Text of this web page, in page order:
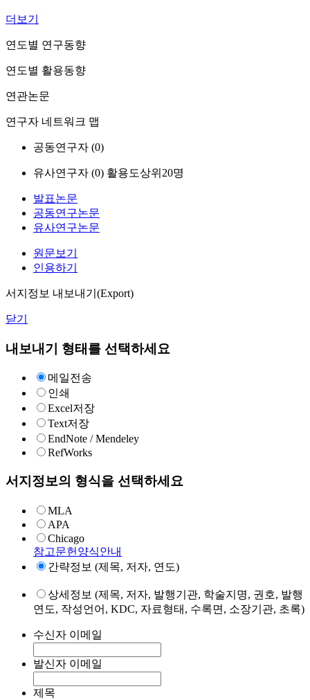
더보기
연도별 연구동향
연도별 활용동향
연관논문
연구자 네트워크 맵
공동연구자 (0)
유사연구자 (0) 활용도상위20명
발표논문
공동연구논문
유사연구논문
원문보기
인용하기
서지정보 내보내기(Export)
닫기
내보내기 형태를 선택하세요
메일전송
인쇄
Excel저장
Text저장
EndNote / Mendeley
RefWorks
서지정보의 형식을 선택하세요
MLA
APA
Chicago
참고문헌양식안내
간략정보 (제목, 저자, 연도)
상세정보 (제목, 저자, 발행기관, 학술지명, 권호, 발행
연도, 작성언어, KDC, 자료형태, 수록면, 소장기관, 초록)
수신자 이메일
발신자 이메일
제목